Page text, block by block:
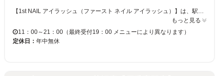
【1st NAIL アイラッシュ（ファースト ネイル アイラッシュ）】は、駅近くのプライベートまつげサロン♪店内は、西海岸風のおしゃれな内装。北海道は寒いけど、夏や海のイメージで気持ちが温かくなれる雰囲気です☆ 経験豊富なベテランアイリストが担当！ナチュラルアイもボリュームアイも、あなたらしいデザインに仕上げてくれます☆安心安全の施術なので、マツエク初心者の方にもおすすめ◎！一人ひとりへの丁寧な対応・施術に大満足間違いなし！！ あなたも【1st NAIL アイラッシュ】へ足を運んでみては？
もっと見る
11：00～21：00（最終受付19：00 メニューにより異なります）
定休日： 年中無休